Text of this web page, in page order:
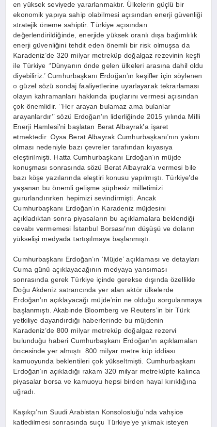
en yüksek seviyede yararlanmaktır. Ülkelerin güçlü bir
ekonomik yapıya sahip olabilmesi açısından enerji güvenliği
stratejik öneme sahiptir. Türkiye açısından
değerlendirildiğinde, enerjide yüksek oranlı dışa bağımlılık
enerji güvenliğini tehdit eden önemli bir risk olmuşsa da
Karadeniz’de 320 milyar metreküp doğalgaz rezevinin keşfi
ile Türkiye ‘’Dünyanın önde gelen ülkeleri arasına dahil oldu
diyebiliriz.’ Cumhurbaşkanı Erdoğan’ın keşifler için söylenen
o güzel sözü sondaj faaliyetlerine uyarlayarak tekrarlaması
olayın kahramanları hakkında ipuçlarını vermesi açısından
çok önemlidir. ‘’Her arayan bulamaz ama bulanlar
arayanlardır’’ sözü Erdoğan’ın liderliğinde 2015 yılında Milli
Enerji Hamlesi’ni başlatan Berat Albayrak’a işaret
etmektedir. Oysa Berat Albayrak Cumhurbaşkanı’nın yakını
olması nedeniyle bazı çevreler tarafından kıyasıya
eleştirilmişti. Hatta Cumhurbaşkanı Erdoğan’ın müjde
konuşması sonrasında sözü Berat Albayrak’a vermesi bile
bazı köşe yazılarında eleştiri konusu yapılmıştı. Türkiye’de
yaşanan bu önemli gelişme şüphesiz milletimizi
gururlandırırken hepimizi sevindirmişti. Ancak
Cumhurbaşkanı Erdoğan’ın Karadeniz müjdesini
açıkladıktan sonra piyasaların bu açıklamalara beklendiği
cevabı vermemesi İstanbul Borsası’nın düşüşü ve doların
yükselişi medyada tartışılmaya başlanmıştı.
Cumhurbaşkanı Erdoğan’ın ‘Müjde’ açıklaması ve detayları
Cuma günü açıklayacağının medyaya yansıması
sonrasında gerek Türkiye içinde gerekse dışında özellikle
Doğu Akdeniz satrancında yer alan aktör ülkelerde
Erdoğan’ın açıklayacağı müjde’nin ne olduğu sorgulanmaya
başlanmıştı. Akabinde Bloomberg ve Reuters’in bir Türk
yetkiliye dayandırdığı haberlerinde bu müjdenin
Karadeniz’de 800 milyar metreküp doğalgaz rezervi
bulunduğu haberi Cumhurbaşkanı Erdoğan’ın açıklamaları
öncesinde yer almıştı. 800 milyar metre küp iddiası
kamuoyunda beklentileri çok yükseltmişti. Cumhurbaşkanı
Erdoğan’ın açıkladığı rakam 320 milyar metreküpte kalınca
piyasalar borsa ve kamuoyu hepsi birden hayal kırıklığına
uğradı.
Kaşıkçı’nın Suudi Arabistan Konsolosluğu’nda vahşice
katledilmesi sonrasında suçu Türkiye’ye yıkmak isteyen